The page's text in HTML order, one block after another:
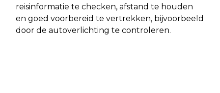
reisinformatie te checken, afstand te houden
en goed voorbereid te vertrekken, bijvoorbeeld
door de autoverlichting te controleren.